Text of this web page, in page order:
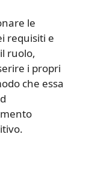
le
requisiti e
ruolo,
i propri
che essa